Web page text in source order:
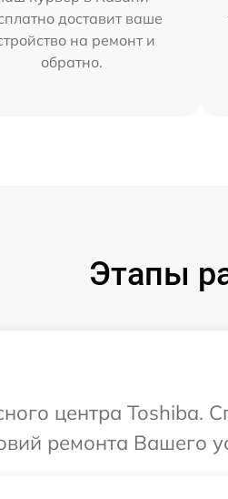
доставит ваше
на ремонт и
обратно.
Этапы
центра Toshiba.
ремонта Вашего